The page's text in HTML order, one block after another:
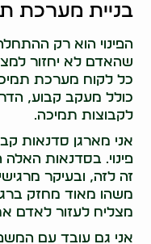
בניית מערכת
הפינוי הוא רק
שהאדם לא יחזור
כל לקוח מערכת
כולל מעקב קבוע,
לקבוצות תמיכה.
אני מארגן סדנאות
פינוי. בסדנאות האלה
זה לזה, ובעיקר
משהו מאוד מחזק
מצליח לעזור לאדם
אני גם עובד עם